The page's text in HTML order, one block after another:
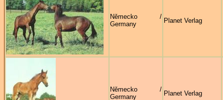
Německo /
Germany
Planet Verlag
Německo /
Germany
Planet Verlag